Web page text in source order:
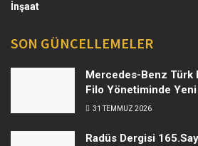
İnşaat
SON GÜNCELLEMELER
Mercedes-Benz Türk
Filo Yönetiminde Yeni
31 TEMMUZ 2026
Radüs Dergisi